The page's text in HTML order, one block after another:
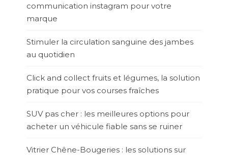
communication instagram pour votre
marque
Stimuler la circulation sanguine des jambes
au quotidien
Click and collect fruits et légumes, la solution
pratique pour vos courses fraîches
SUV pas cher : les meilleures options pour
acheter un véhicule fiable sans se ruiner
Vitrier Chêne-Bougeries : les solutions sur